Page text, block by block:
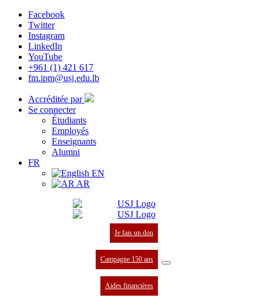
Facebook
Twitter
Instagram
LinkedIn
YouTube
+961 (1) 421 617
fm.ipm@usj.edu.lb
Accréditée par
Se connecter
Étudiants
Employés
Enseignants
Alumni
FR
EN
AR
Je fais un don
Campagne 150 ans
Aides financières